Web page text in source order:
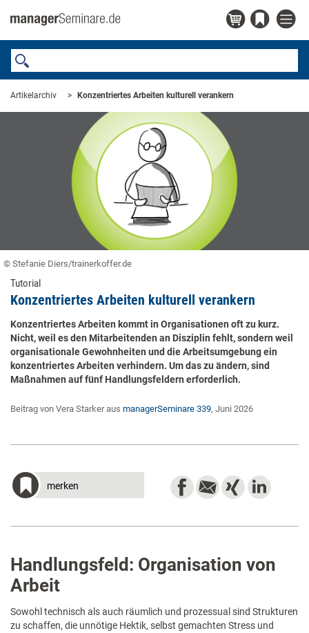
Artikelarchiv Konzentriertes Arbeiten kulturell verankern
© Stefanie Diers/trainerkoffer.de
Tutorial
Konzentriertes Arbeiten kulturell verankern
Konzentriertes Arbeiten kommt in Organisationen oft zu kurz.
Nicht, weil es den Mitarbeitenden an Disziplin fehlt, sondern weil
organisationale Gewohnheiten und die Arbeitsumgebung ein
konzentriertes Arbeiten verhindern. Um das zu ändern, sind
Maßnahmen auf fünf Handlungsfeldern erforderlich.
Beitrag von Vera Starker aus managerSeminare 339, Juni 2026
merken
Handlungsfeld: Organisation von
Arbeit
Sowohl technisch als auch räumlich und prozessual sind Strukturen
zu schaffen, die unnötige Hektik, selbst gemachten Stress und